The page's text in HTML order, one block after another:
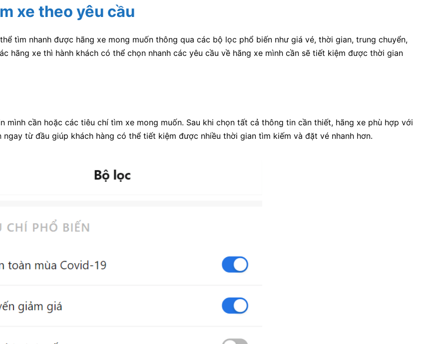
xe theo yêu cầu
tìm nhanh được hãng xe mong muốn thông qua các bộ lọc phổ biến như giá vé, thời gian, trung chuyển,
hãng xe thì hành khách có thể chọn nhanh các yêu cầu về hãng xe mình cần sẽ tiết kiệm được thời gian
mình cần hoặc các tiêu chí tìm xe mong muốn. Sau khi chọn tất cả thông tin cần thiết, hãng xe phù hợp với
từ đầu giúp khách hàng có thể tiết kiệm được nhiều thời gian tìm kiếm và đặt vé nhanh hơn.